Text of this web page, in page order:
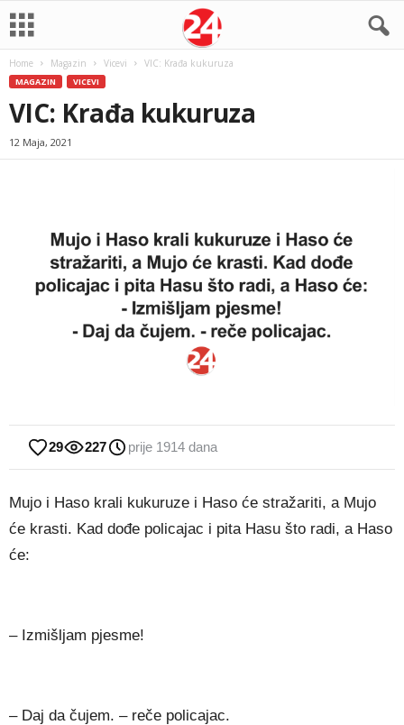
Home Magazin Vicevi VIC: Krađa kukuruza
MAGAZIN VICEVI
VIC: Krađa kukuruza
12 Maja, 2021
29 227 prije 1914 dana
Mujo i Haso krali kukuruze i Haso će stražariti, a Mujo
će krasti. Kad dođe policajac i pita Hasu što radi, a Haso
će:
– Izmišljam pjesme!
– Daj da čujem. – reče policajac.